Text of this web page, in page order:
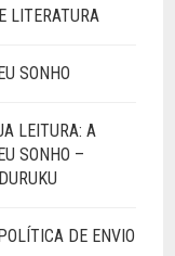
LITERATURA
SONHO
LEITURA: A
SONHO –
DE ENVIO